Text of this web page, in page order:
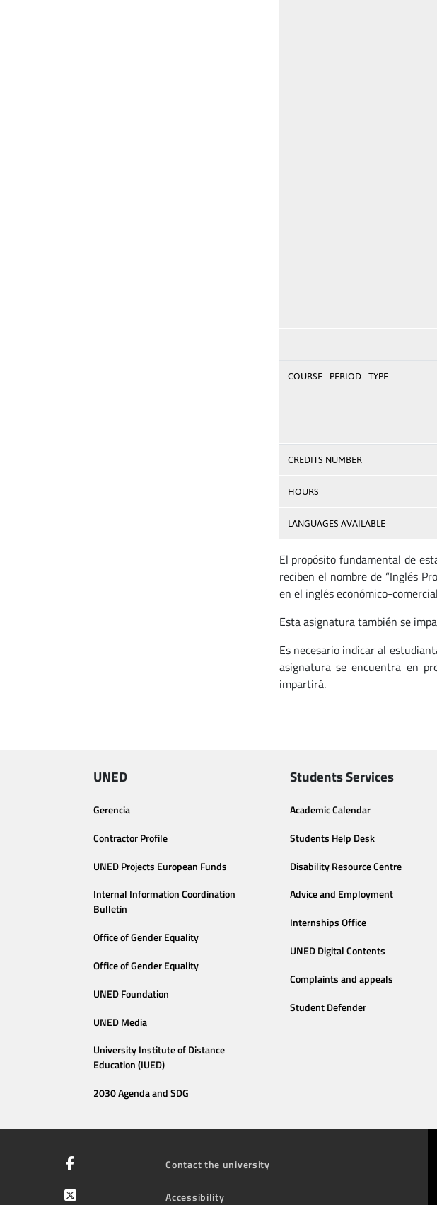
COURSE - PERIOD - TYPE
CREDITS NUMBER
HOURS
LANGUAGES AVAILABLE
El propósito fundamental de
reciben el nombre de “Inglés
en el inglés económico-
Esta asignatura también se
Es necesario indicar al
asignatura se encuentra en
impartirá.
UNED
Gerencia
Contractor Profile
UNED Projects European Funds
Internal Information Coordination
Bulletin
Office of Gender Equality
Office of Gender Equality
UNED Foundation
UNED Media
University Institute of Distance
Education (IUED)
2030 Agenda and SDG
Students Services
Academic Calendar
Students Help Desk
Disability Resource Centre
Advice and Employment
Internships Office
UNED Digital Contents
Complaints and appeals
Student Defender
Contact the university
Accessibility